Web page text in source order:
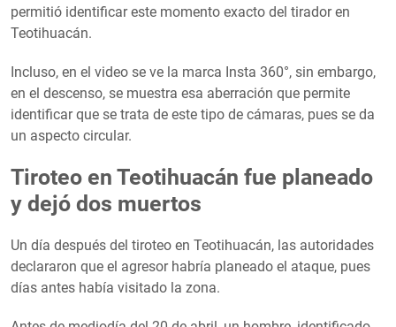
permitió identificar este momento exacto del tirador en
Teotihuacán.
Incluso, en el video se ve la marca Insta 360°, sin embargo,
en el descenso, se muestra esa aberración que permite
identificar que se trata de este tipo de cámaras, pues se da
un aspecto circular.
Tiroteo en Teotihuacán fue planeado
y dejó dos muertos
Un día después del tiroteo en Teotihuacán, las autoridades
declararon que el agresor habría planeado el ataque, pues
días antes había visitado la zona.